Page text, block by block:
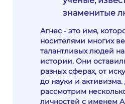
знаменитые
Агнес - это имя,
носителями многих
талантливых людей
истории. Они
разных сферах, от
до науки и
рассмотрим
личностей с именем